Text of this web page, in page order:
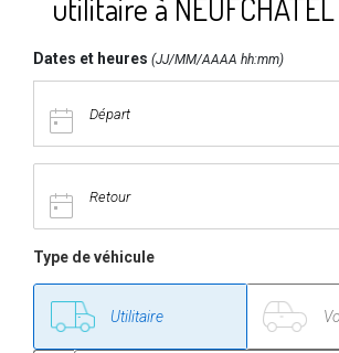
utilitaire à NEUFCHATEL
Dates et heures (JJ/MM/AAAA hh:mm)
Type de véhicule